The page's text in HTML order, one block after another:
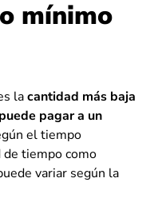
mínimo
lacantidad más baja
pagar a un
el tiempo
de tiempo como
variar según la